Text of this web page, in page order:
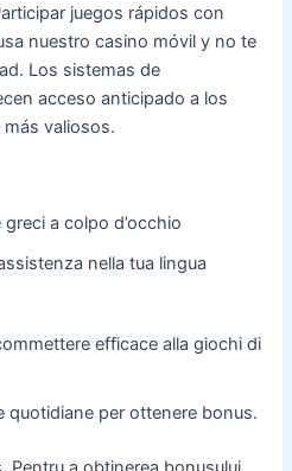
juegos rápidos con
nuestro casino móvil y no te
Los sistemas de
acceso anticipado a los
valiosos.
a colpo d’occhio
nella tua lingua
efficace alla giochi di
quotidiane per ottenere bonus.